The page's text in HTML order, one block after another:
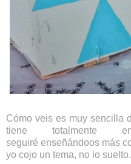
Cómo veis es muy sencilla
tiene totalmente
seguiré enseñándoos más
yo cojo un tema, no lo